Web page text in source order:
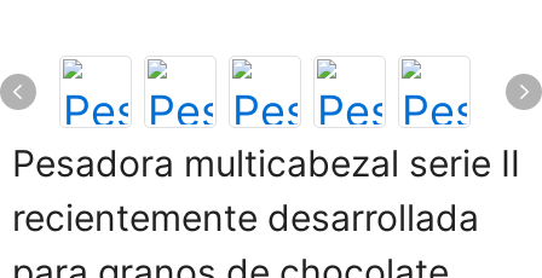
Pesadora multicabezal serie Ⅱ
recientemente desarrollada